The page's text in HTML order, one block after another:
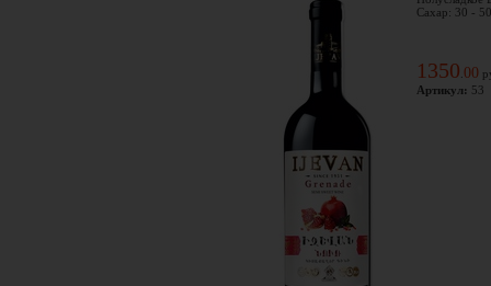
Сахар: 30 -
1350 00
Артикул: 53